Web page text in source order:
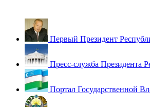
Первый Президент
Пресс-служба Президента
Портал Государственной